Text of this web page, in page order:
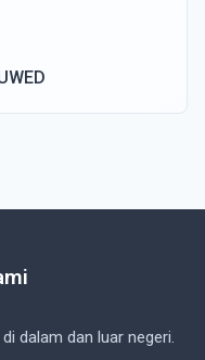
dalam dan luar negeri.